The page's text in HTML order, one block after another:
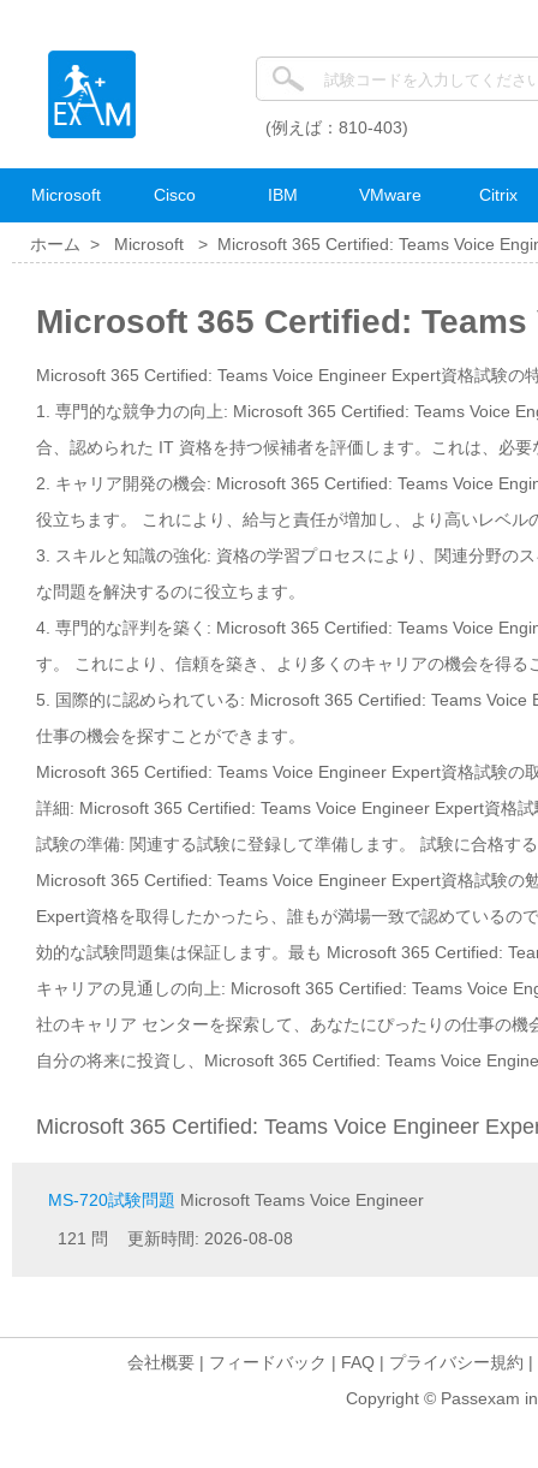
(例えば：810-403)
Microsoft Cisco IBM VMware Citrix
ホーム > Microsoft > Microsoft 365 Certified: Teams Voice
Microsoft 365 Certified:
Microsoft 365 Certified: Teams Voice Engineer Expert資格試験の
1. 専門的な競争力の向上: Microsoft 365 Certified: Teams Voice
合、認められた IT 資格を持つ候補者を評価します。これは、必
2. キャリア開発の機会: Microsoft 365 Certified: Teams Voice
役立ちます。 これにより、給与と責任が増加し、より高いレベ
3. スキルと知識の強化: 資格の学習プロセスにより、関連分野の
な問題を解決するのに役立ちます。
4. 専門的な評判を築く: Microsoft 365 Certified: Teams Voice
す。 これにより、信頼を築き、より多くのキャリアの機会を得る
5. 国際的に認められている: Microsoft 365 Certified: Teams
仕事の機会を探すことができます。
Microsoft 365 Certified: Teams Voice Engineer Expert資格試験の
詳細: Microsoft 365 Certified: Teams Voice Engineer Expert資格
試験の準備: 関連する試験に登録して準備します。 試験に合格す
Microsoft 365 Certified: Teams Voice Engineer Expert資格試験
Expert資格を取得したかったら、誰もが満場一致で認めている
効的な試験問題集は保証します。最も Microsoft 365 Certified:
キャリアの見通しの向上: Microsoft 365 Certified: Teams Voice
社のキャリア センターを探索して、あなたにぴったりの仕事の機
自分の将来に投資し、Microsoft 365 Certified: Teams Voice
Microsoft 365 Certified: Teams Voice Engineer
MS-720試験問題 Microsoft Teams Voice Engineer
121 問 更新時間: 2026-08-08
会社概要 | フィードバック | FAQ | プライバシー規約 |
Copyright © Passexam